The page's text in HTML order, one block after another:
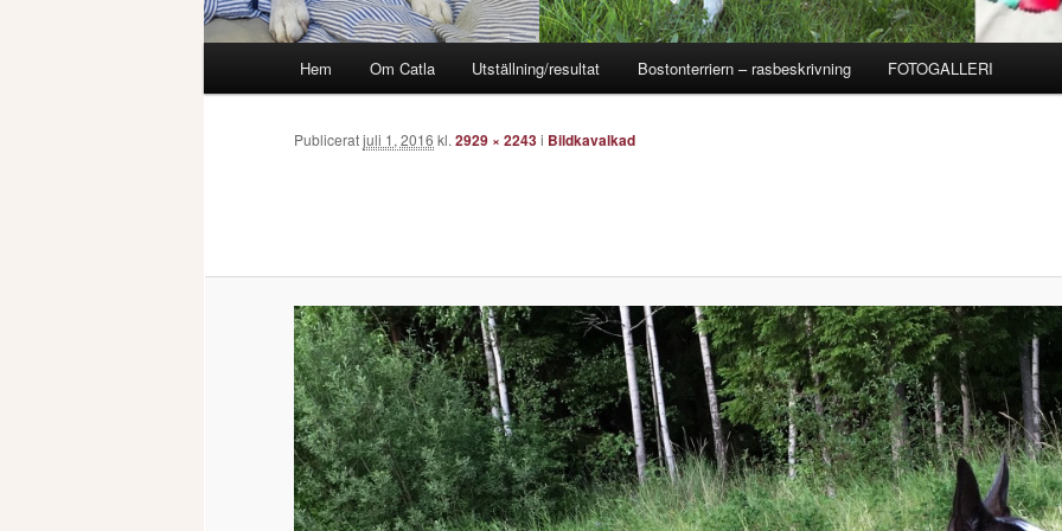
Hem Om Catla Utställning/resultat Bostonterriern – rasbeskrivning FOTOGALLERI
Publiceratjuli 1, 2016 kl.2929 × 2243i Bildkavalkad